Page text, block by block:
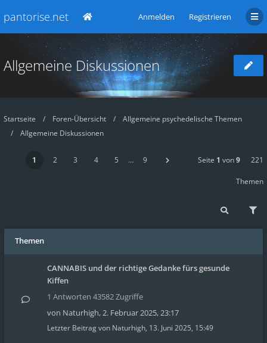
pantorise.net Anmelden Registrieren
Allgemeine Diskussionen
Startseite Foren-Übersicht
Allgemeine psychedelische Themen
Allgemeine Diskussionen
1 2 3 4 5 … 9 Seite 1 von9 221
Themen
Themen
CANNABIS und der richtige Gedanke fürs gesunde
Kiffen
1 Antworten 43582 Zugriffe
von Naturhigh,2. Februar 2025, 23:17
Letzter Beitrag von Naturhigh, 13. Juni 2025, 15:49